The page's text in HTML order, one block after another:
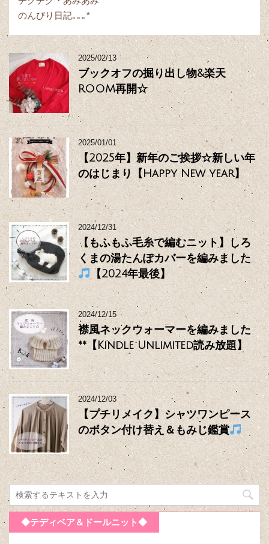
のんびり日記｡｡｡*
2025/02/13
ブックオフの掘り出し物&楽天
ROOM再開☆
2025/01/01
【2025年】新年のご挨拶☆新しい年
のはじまり【Happy New year】
2024/12/31
【もふもふ毛糸で編むニット】しろ
くまの湯たんぽカバーを編みました
【2024年最後】
2024/12/15
襟風ネックウォーマーを編みました
**【Kindle Unlimited読み放題】
2024/12/03
【プチリメイク】シャツワンピース
のボタン付け替え＆もみじ鑑賞
◆テディベア＆ドールニット◆